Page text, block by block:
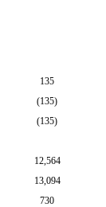
135
(135)
(135)
12,564
13,094
730